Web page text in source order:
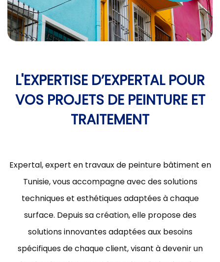
L'EXPERTISE D’EXPERTAL POUR
VOS PROJETS DE PEINTURE ET
TRAITEMENT
Expertal, expert en travaux de peinture bâtiment en
Tunisie, vous accompagne avec des solutions
techniques et esthétiques adaptées à chaque
surface. Depuis sa création, elle propose des
solutions innovantes adaptées aux besoins
spécifiques de chaque client, visant à devenir un